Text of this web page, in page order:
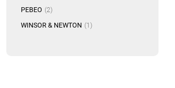
PEBEO
2artículo
WINSOR & NEWTON 1artículo